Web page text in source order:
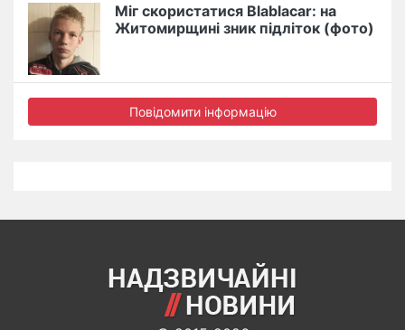
Міг скористатися Blablacar: на
Житомирщині зник підліток (фото)
Повідомити інформацію